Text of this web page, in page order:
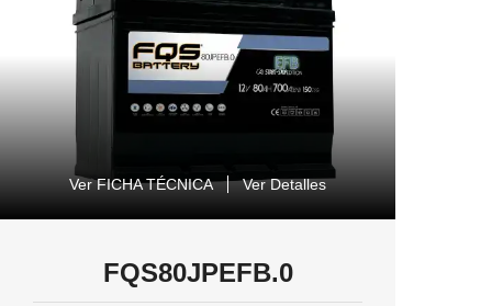
Ver FICHA TÉCNICA Ver Detalles
FQS80JPEFB.0